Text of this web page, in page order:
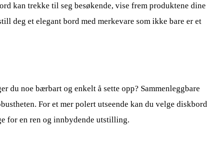
kan trekke til seg besøkende, vise frem produktene dine
deg et elegant bord med merkevare som ikke bare er et
du noe bærbart og enkelt å sette opp? Sammenleggbare
For et mer polert utseende kan du velge diskbord
for en ren og innbydende utstilling.